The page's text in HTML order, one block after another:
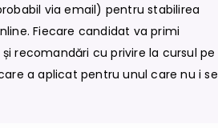
via email) pentru stabilirea
Fiecare candidat va primi
recomandări cu privire la cursul pe
a aplicat pentru unul care nu i se